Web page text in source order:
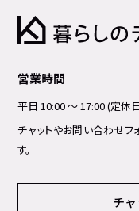
営業時間
平日 10:00 ～ 17:00 (定休
チャットやお問い合わせ
す。
チ